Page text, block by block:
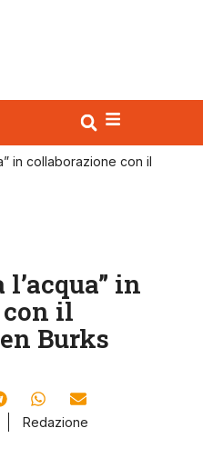
in collaborazione con il
in
il
Burks
Redazione